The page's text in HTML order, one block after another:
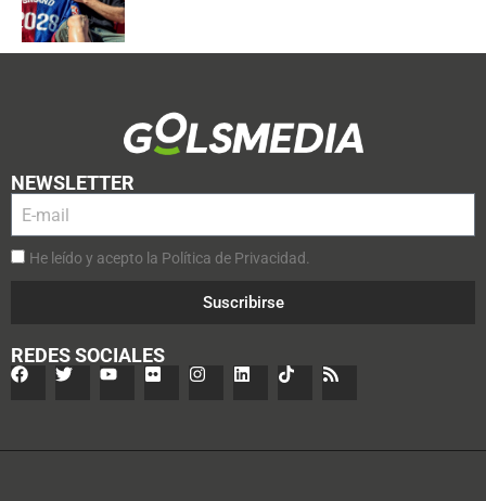
NEWSLETTER
He leído y acepto la Política de Privacidad.
Suscribirse
REDES SOCIALES